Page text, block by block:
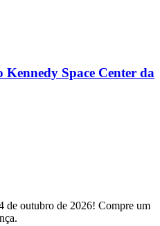
Kennedy Space Center da
de outubro de 2026! Compre um